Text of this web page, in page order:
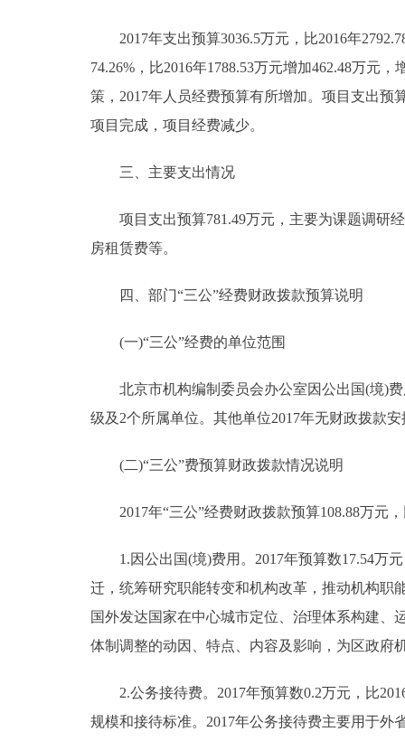
DEUTSCH
ESPAÑOL
2017年支出预算3036.5万元，比2016年
74.26%，比2016年1788.53万元增加462.48万元
策，2017年人员经费预算有所增加。项目支出预
项目完成，项目经费减少。
三、主要支出情况
项目支出预算781.49万元，主要为课题调研经
房租赁费等。
四、部门“三公”经费财政拨款预算说明
(一)“三公”经费的单位范围
北京市机构编制委员会办公室因公出国(境)费
级及2个所属单位。其他单位2017年无财政拨款
(二)“三公”费预算财政拨款情况说明
2017年“三公”经费财政拨款预算108.88万元，
1.因公出国(境)费用。2017年预算数17.54万元
迁，统筹研究职能转变和机构改革，推动机构职
国外发达国家在中心城市定位、治理体系构建
体制调整的动因、特点、内容及影响，为区政府
2.公务接待费。2017年预算数0.2万元，比
规模和接待标准。2017年公务接待费主要用于外